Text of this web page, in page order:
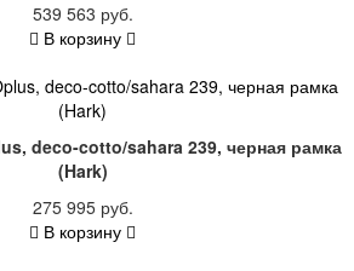
539 563 руб.
В корзину
deco-cotto/sahara 239, черная рамка
(Hark)
275 995 руб.
В корзину